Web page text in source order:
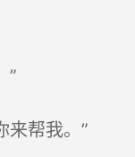
”
帮我。”